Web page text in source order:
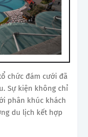
chức đám cưới đã
Sự kiện không chỉ
phân khúc khách
du lịch kết hợp